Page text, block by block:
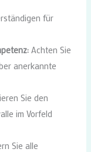
für
Achten Sie
anerkannte
Sie den
im Vorfeld
Sie alle